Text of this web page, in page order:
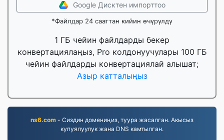
Google Дисктен импорттоо
*Файлдар 24 сааттан кийин өчүрүлдү
1 ГБ чейин файлдарды бекер
конвертациялаңыз, Pro колдонуучулары 100 ГБ
чейин файлдарды конвертациялай алышат;
Азыр катталыңыз
ns6.com - Сиздин домениңиз, туура жасалган. Акысыз
купуялуулук жана DNS камтылган.